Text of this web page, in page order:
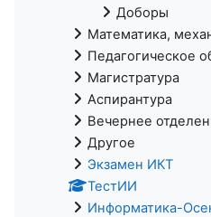
Доборы
Математика,
Педагогическое
Магистратура
Аспирантура
Вечернее
Другое
Экзамен ИКТ
ТестИИ
Информатика-